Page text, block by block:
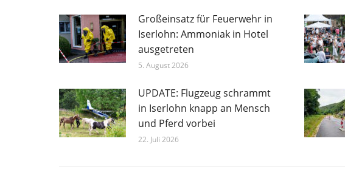
Großeinsatz für Feuerwehr in
Iserlohn: Ammoniak in Hotel
ausgetreten
5. August 2026
UPDATE: Flugzeug schrammt
in Iserlohn knapp an Mensch
und Pferd vorbei
22. Juli 2026